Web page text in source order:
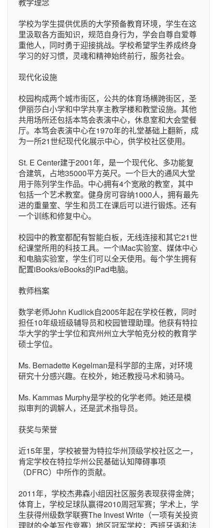
学校为学生提供优质的大学预备教育环境，学生在这
里汲取各方面知识，规范自身行为，学会自尊自爱尊
重他人，同时勇于迎接挑战。学校希望学生养成终身
学习的好习惯，灵魂和精神始终前行，服务社会。
现代化设施
校园构成两个城市街区，公共的体育场横跨街区，圣
伊丽莎白小学和中学共享主教学楼和教堂设施。其他
共用场所还包括本笃会表演中心，休息室和大会堂餐
厅。本笃会表演中心在1970年的礼堂基础上翻新，成
为一所21世纪现代化展示中心，供学校社区使用。
St. E Center建于2001年，是一个现代化、多功能复
合建筑，占地35000平方英尺。一个巨大的通风大堂
用于陈列学生作品。中心拥有4个宽敞的教室，其中
包括一个艺术教室。健身房可容纳1000人，拥有最先
进的重量室、学生和员工在课后可以进行锻炼。还有
一个训练和修复中心。
校园中的教室都配有智能白板，无线连接和其它21世
纪课堂所用的科技工具。一个iMac实验室、媒体中心
和电脑实验室，学生们可以全天使用。每个学生拥有
配置iBooks/eBooks的iPad电脑。
教师档案
数学老师John Kudlick自2005年起在学校任教，同时
担任10年级班级辅导员和校园管理助理。他获有特拉
华大学的学士学位和宾州州立大学帕克分校的教育学
硕士学位。
Ms. Bernadette Kegelman是科学部的主席，对环境
研究十分感兴趣。在校外，她还教授马术和骑马。
Ms. Kammas Murphy是学校的化学老师。她还是模
拟审判的调解人，还是武术指导员。
获奖与荣誉
近15年里，学校被誉为特拉华州顶级学校社区之一，
肯定学校在特拉华州公民基础认知障碍事项
（DFRC）中所作的贡献。
2011年，学校杰弗森小组因社区服务表现获得金牌；
体育上，学校足球队赢得2010周冠军赛；学术上，学
生获得州级数学联赛The Invest Write（一项有关投资
理财的全美写作竞赛）地区冠军学校；西班牙语和法